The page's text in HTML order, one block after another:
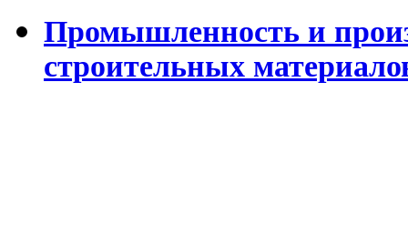
Промышленность и
строительных